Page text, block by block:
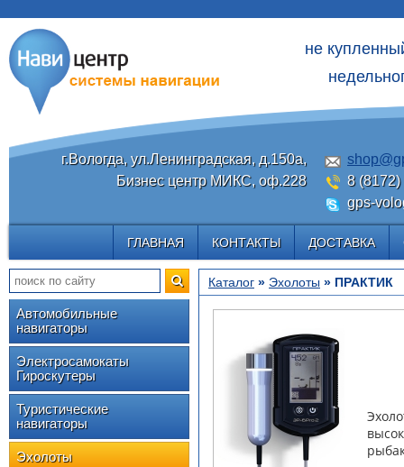
не
г.Вологда, ул.Ленинградская, д.150а,
Бизнес центр МИКС, оф.228
8 (8172)
gps-
ГЛАВНАЯ КОНТАКТЫ ДОСТАВКА
Автомобильные
навигаторы
Электросамокаты
Гироскутеры
Туристические
навигаторы
Эхолоты
Каталог » Эхолоты » ПРАКТИК